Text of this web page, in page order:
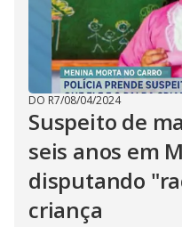
DO R7/08/04/2024
Suspeito de
seis anos em
disputando
criança